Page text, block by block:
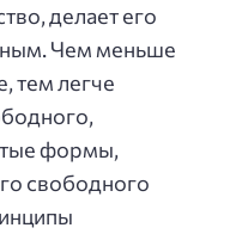
делает его
Чем меньше
тем легче
формы,
свободного